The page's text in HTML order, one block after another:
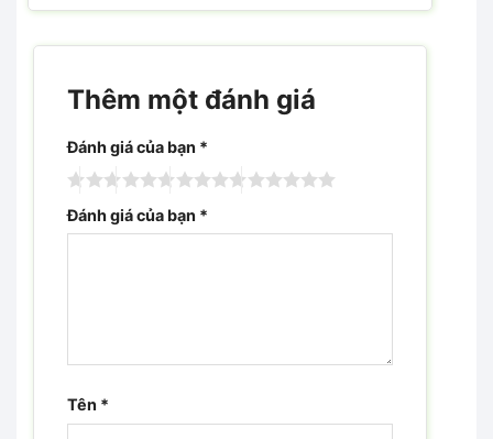
Thêm một đánh giá
Đánh giá của bạn *
Đánh giá của bạn *
Tên *